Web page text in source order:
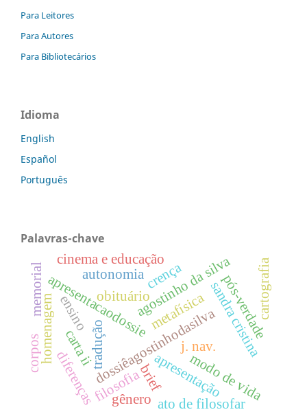
Para Leitores
Para Autores
Para Bibliotecários
Idioma
English
Español
Português
Palavras-chave
apresentação
dossiêagostinhodasilva
apresentacaodossie
tradução
brief
j. nav.
agostinho da silva
carta ii sandra cristina
obituário
homenagem
memorial
diferenças
corpos
filosofia
metafísica
modo de vida
ato de filosofar
pós-verdade
crença cartografia
cinema e educação
gênero
autonomia
ensino